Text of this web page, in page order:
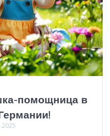
помощница в